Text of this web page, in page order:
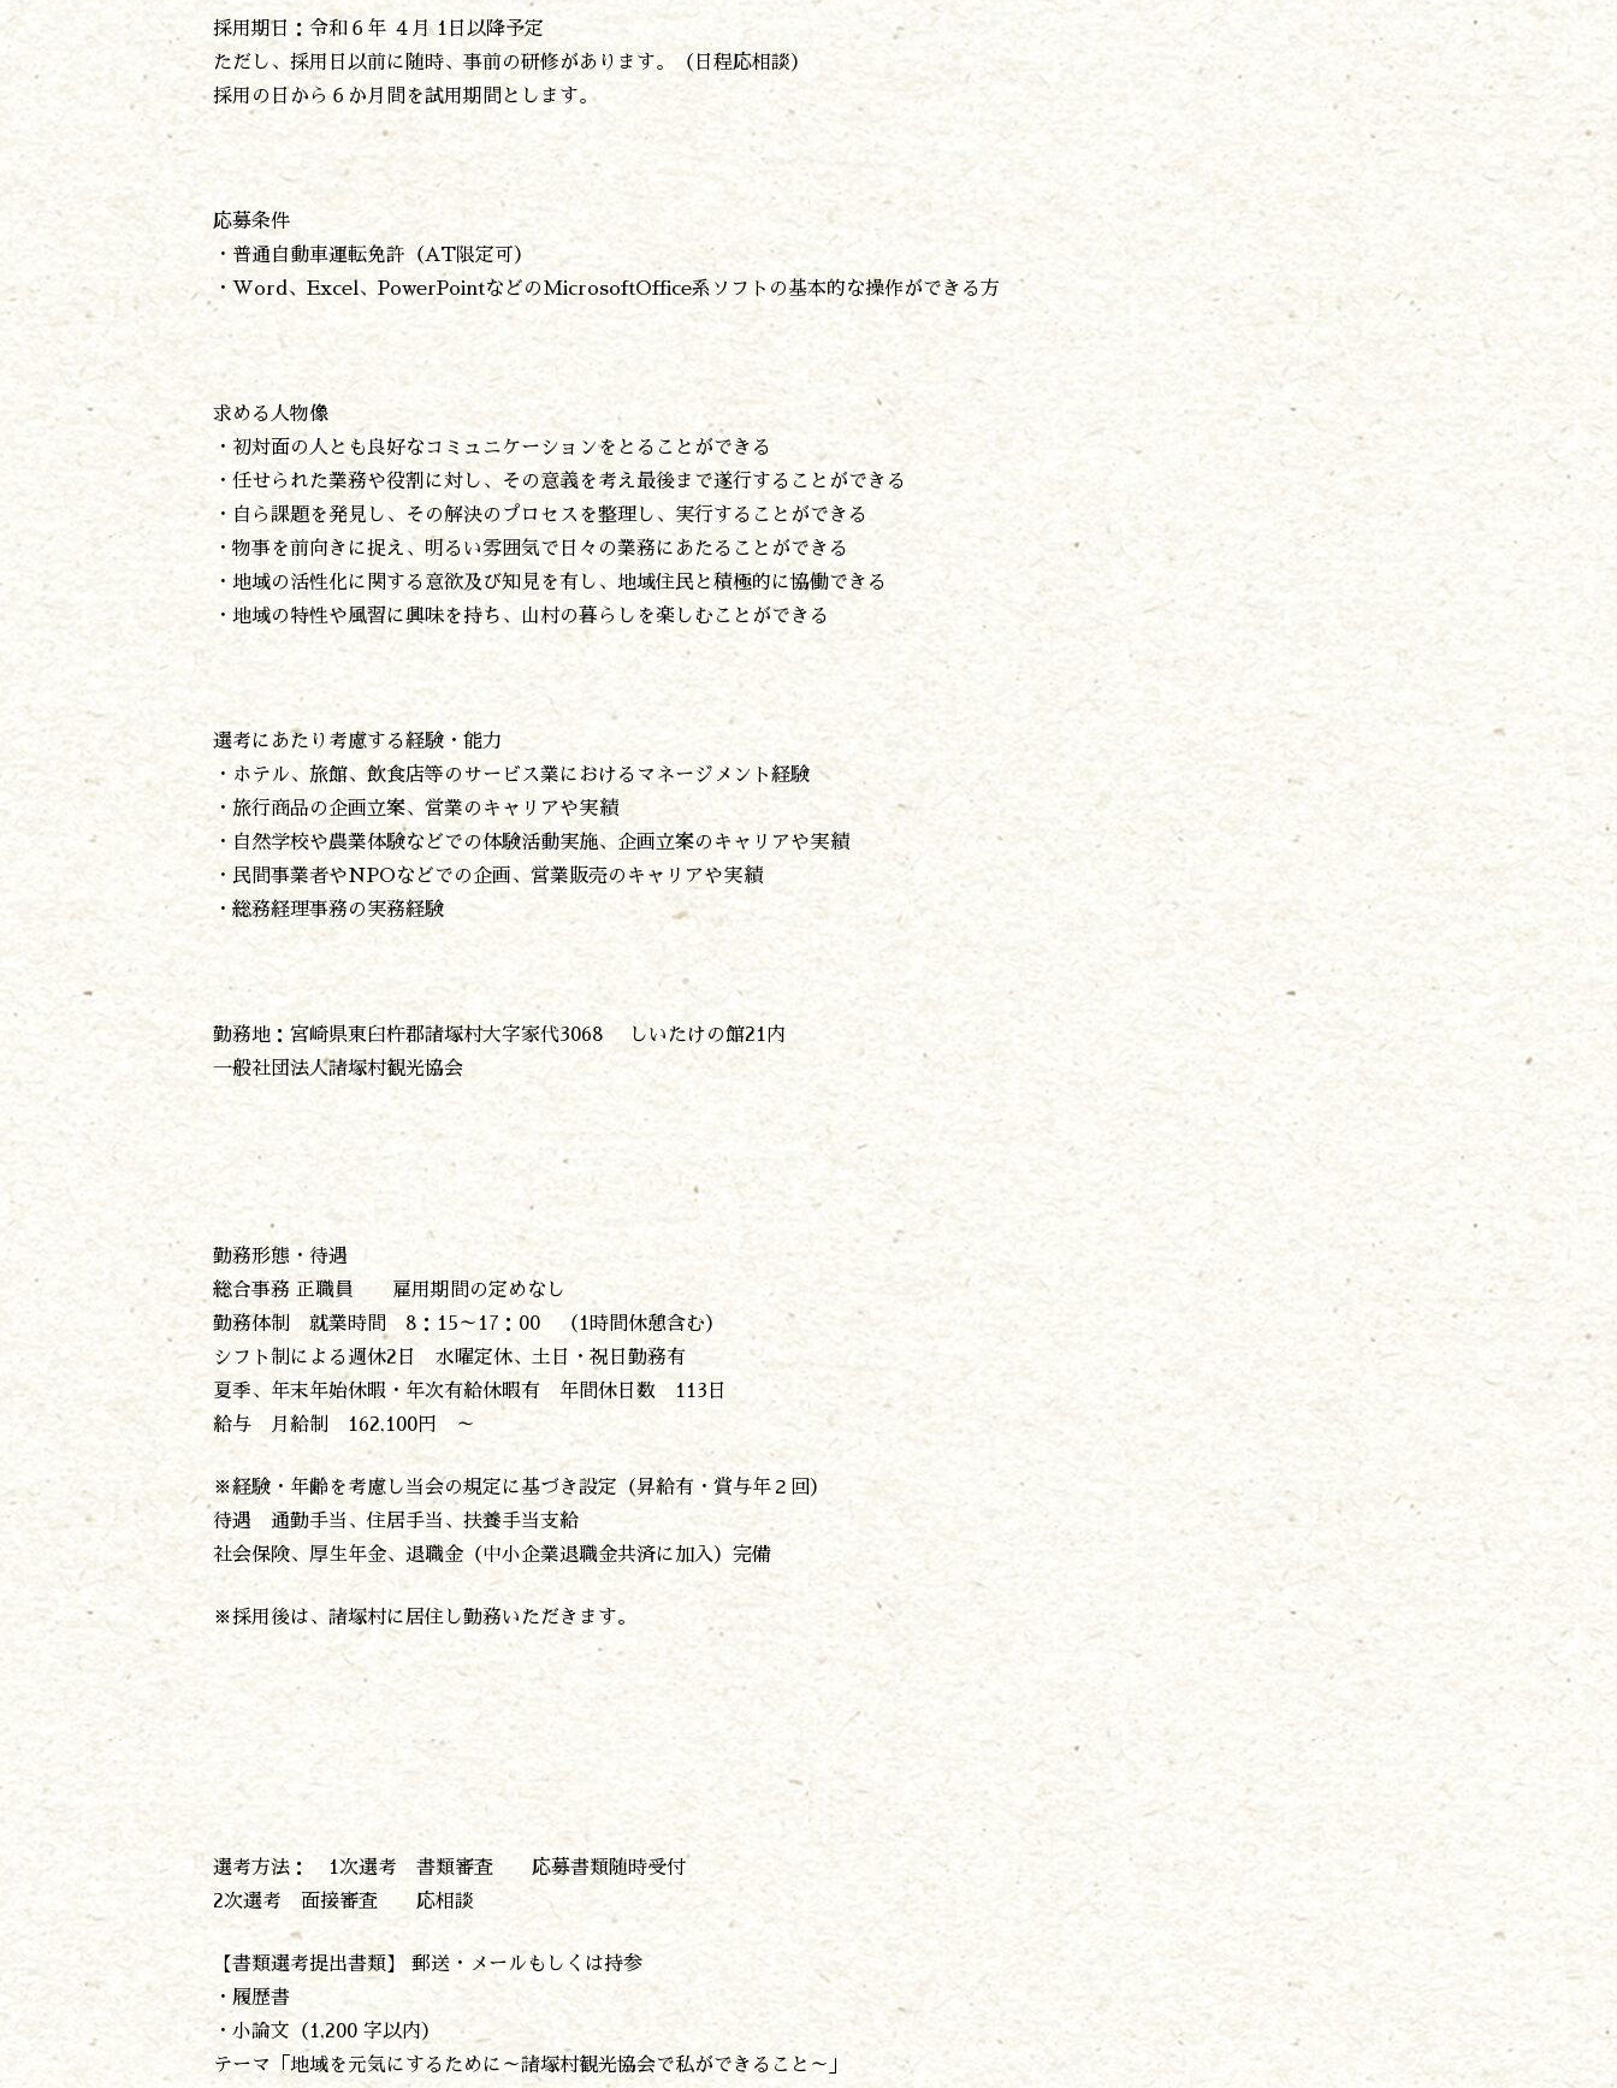
採用期日：令和６年 ４月 1日以降予定
ただし、採用日以前に随時、事前の研修があります。（日程応相談）
採用の日から６か月間を試用期間とします。
応募条件
・普通自動車運転免許（AT限定可）
・Word、Excel、PowerPointなどのMicrosoftOffice系ソフトの基本的な操作ができる方
求める人物像
・初対面の人とも良好なコミュニケーションをとることができる
・任せられた業務や役割に対し、その意義を考え最後まで遂行することができる
・自ら課題を発見し、その解決のプロセスを整理し、実行することができる
・物事を前向きに捉え、明るい雰囲気で日々の業務にあたることができる
・地域の活性化に関する意欲及び知見を有し、地域住民と積極的に協働できる
・地域の特性や風習に興味を持ち、山村の暮らしを楽しむことができる
選考にあたり考慮する経験・能力
・ホテル、旅館、飲食店等のサービス業におけるマネージメント経験
・旅行商品の企画立案、営業のキャリアや実績
・自然学校や農業体験などでの体験活動実施、企画立案のキャリアや実績
・民間事業者やNPOなどでの企画、営業販売のキャリアや実績
・総務経理事務の実務経験
勤務地：宮崎県東臼杵郡諸塚村大字家代3068 しいたけの館21内
一般社団法人諸塚村観光協会
勤務形態・待遇
総合事務 正職員 雇用期間の定めなし
勤務体制 就業時間 8：15～17：00 （1時間休憩含む）
シフト制による週休2日 水曜定休、土日・祝日勤務有
夏季、年末年始休暇・年次有給休暇有 年間休日数 113日
給与 月給制 162,100円 ～
※経験・年齢を考慮し当会の規定に基づき設定（昇給有・賞与年２回）
待遇 通勤手当、住居手当、扶養手当支給
社会保険、厚生年金、退職金（中小企業退職金共済に加入）完備
※採用後は、諸塚村に居住し勤務いただきます。
選考方法： 1次選考 書類審査 応募書類随時受付
2次選考 面接審査 応相談
【書類選考提出書類】 郵送・メールもしくは持参
・履歴書
・小論文（1,200 字以内）
テーマ「地域を元気にするために～諸塚村観光協会で私ができること～」